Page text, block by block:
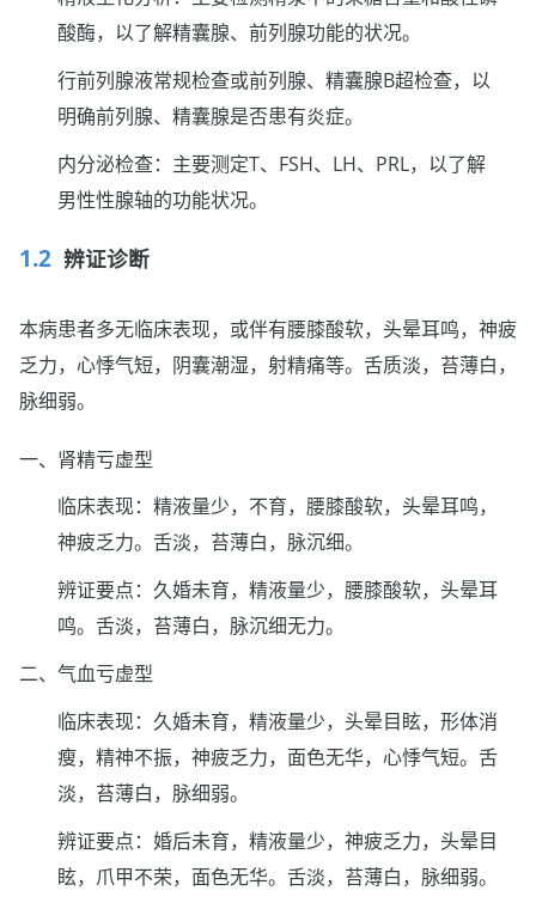
酸酶，以了解精囊腺、前列腺功能的状况。
行前列腺液常规检查或前列腺、精囊腺B超检查，以
明确前列腺、精囊腺是否患有炎症。
内分泌检查：主要测定T、FSH、LH、PRL，以了解
男性性腺轴的功能状况。
辨证诊断
本病患者多无临床表现，或伴有腰膝酸软，头晕耳鸣，神疲
乏力，心悸气短，阴囊潮湿，射精痛等。舌质淡，苔薄白，
脉细弱。
一、肾精亏虚型
临床表现：精液量少，不育，腰膝酸软，头晕耳鸣，
神疲乏力。舌淡，苔薄白，脉沉细。
辨证要点：久婚未育，精液量少，腰膝酸软，头晕耳
鸣。舌淡，苔薄白，脉沉细无力。
二、气血亏虚型
临床表现：久婚未育，精液量少，头晕目眩，形体消
瘦，精神不振，神疲乏力，面色无华，心悸气短。舌
淡，苔薄白，脉细弱。
辨证要点：婚后未育，精液量少，神疲乏力，头晕目
眩，爪甲不荣，面色无华。舌淡，苔薄白，脉细弱。